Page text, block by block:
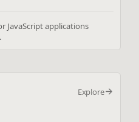
JavaScript applications
Explore